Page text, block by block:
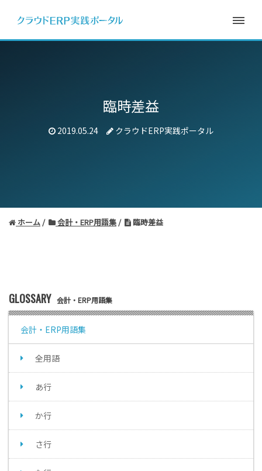
臨時差益
2019.05.24 クラウドERP実践ポータル
ホーム 会計・ERP用語集 臨時差益
GLOSSARY 会計・ERP用語集
会計・ERP用語集
全用語
あ行
か行
さ行